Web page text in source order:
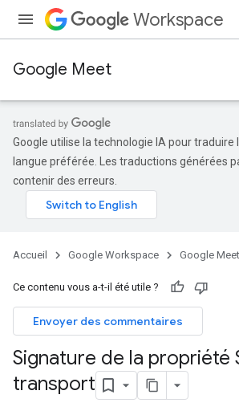
Workspace
Google Meet
Google utilise la technologie IA pour traduire
langue préférée. Les traductions générées
contenir des erreurs.
Accueil Google Workspace Google Meet
Ce contenu vous a-t-il été utile ?
Envoyer des commentaires
Signature de la propriété
transport